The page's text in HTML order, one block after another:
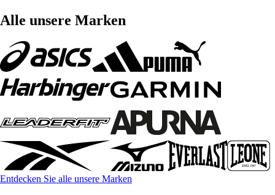
Alle unsere Marken
Entdecken Sie alle unsere Marken